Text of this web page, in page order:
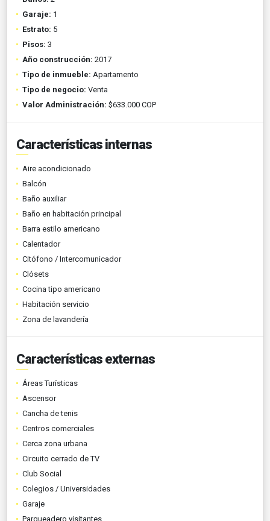
Garaje: 1
Estrato: 5
Pisos: 3
Año construcción: 2017
Tipo de inmueble: Apartamento
Tipo de negocio: Venta
Valor Administración: $633.000 COP
Características internas
Aire acondicionado
Balcón
Baño auxiliar
Baño en habitación principal
Barra estilo americano
Calentador
Citófono / Intercomunicador
Clósets
Cocina tipo americano
Habitación servicio
Zona de lavandería
Características externas
Áreas Turísticas
Ascensor
Cancha de tenis
Centros comerciales
Cerca zona urbana
Circuito cerrado de TV
Club Social
Colegios / Universidades
Garaje
Parqueadero visitantes